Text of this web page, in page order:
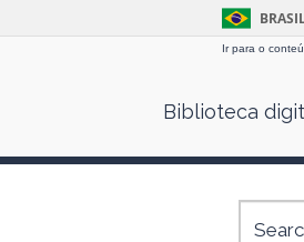
Ir para o
Biblioteca